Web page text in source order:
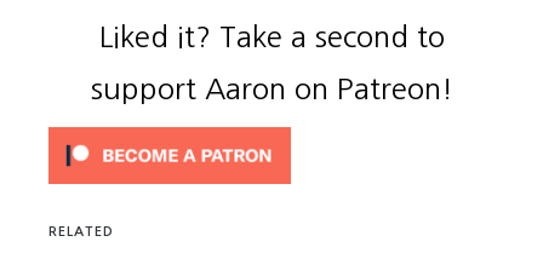
Liked it? Take a second to
support Aaron on Patreon!
RELATED